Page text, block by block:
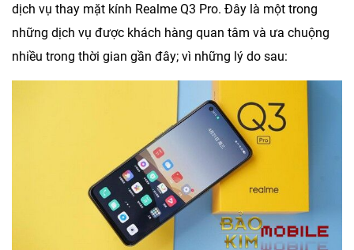
dịch vụ thay mặt kính Realme Q3 Pro. Đây là một trong
những dịch vụ được khách hàng quan tâm và ưa chuộng
nhiều trong thời gian gần đây; vì những lý do sau: